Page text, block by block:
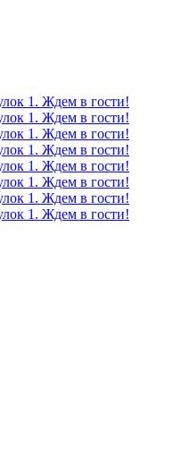
1. Ждем в гости!
1. Ждем в гости!
1. Ждем в гости!
1. Ждем в гости!
1. Ждем в гости!
1. Ждем в гости!
1. Ждем в гости!
1. Ждем в гости!